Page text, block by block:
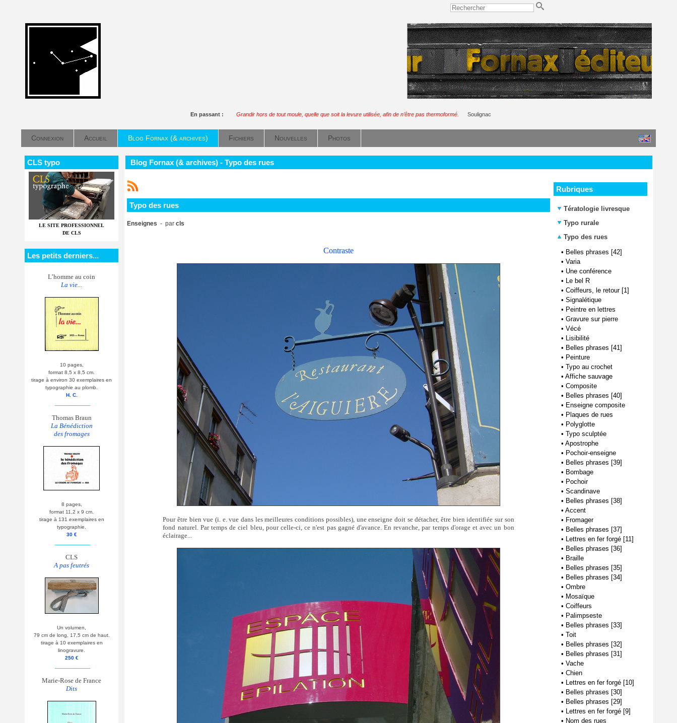
En passant : Grandir hors de tout moule, quelle que soit la levure utilisée, afin de n’être pas thermoformé. Soulignac
Connexion Accueil Blog Fornax (& archives) Fichiers Nouvelles Photos
CLS typo
LE SITE PROFESSIONNEL
DE CLS
Les petits derniers...
L’homme au coin
La vie...
10 pages,
format 8,5 x 8,5 cm.
tirage à environ 30 exemplaires en
typographie au plomb.
H. C.
Thomas Braun
La Bénédiction
des fromages
8 pages,
format 11,2 x 9 cm.
tirage à 131 exemplaires en
typographie.
30 €
CLS
A pas feutrés
Un volumen,
79 cm de long, 17,5 cm de haut.
tirage à 10 exemplaires en
linogravure.
250 €
Marie-Rose de France
Dits
Blog Fornax (& archives) - Typo des rues
Typo des rues
Enseignes - par cls
Contraste
Pour être bien vue (i. e. vue dans les meilleures conditions possibles), une enseigne doit se détacher, être bien identifiée sur son
fond naturel. Par temps de ciel bleu, pour celle-ci, ce n'est pas gagné d'avance. En revanche, par temps d'orage et avec un bon
éclairage...
Rubriques
Tératologie livresque
Typo rurale
Typo des rues
• Belles phrases [42]
• Varia
• Une conférence
• Le bel R
• Coiffeurs, le retour [1]
• Signalétique
• Peintre en lettres
• Gravure sur pierre
• Vécé
• Lisibilité
• Belles phrases [41]
• Peinture
• Typo au crochet
• Affiche sauvage
• Composite
• Belles phrases [40]
• Enseigne composite
• Plaques de rues
• Polyglotte
• Typo sculptée
• Apostrophe
• Pochoir-enseigne
• Belles phrases [39]
• Bombage
• Pochoir
• Scandinave
• Belles phrases [38]
• Accent
• Fromager
• Belles phrases [37]
• Lettres en fer forgé [11]
• Belles phrases [36]
• Braille
• Belles phrases [35]
• Belles phrases [34]
• Ombre
• Mosaïque
• Coiffeurs
• Palimpseste
• Belles phrases [33]
• Toit
• Belles phrases [32]
• Belles phrases [31]
• Vache
• Chien
• Lettres en fer forgé [10]
• Belles phrases [30]
• Belles phrases [29]
• Lettres en fer forgé [9]
• Nom des rues